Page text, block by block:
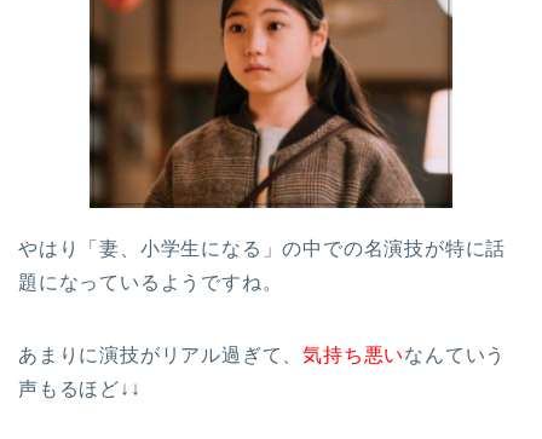
やはり「妻、小学生になる」の中での名演技が特に話
題になっているようですね。
あまりに演技がリアル過ぎて、気持ち悪いなんていう
声もるほど↓↓